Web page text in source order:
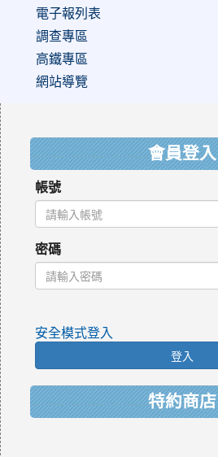
電子報列表
調查專區
高鐵專區
網站導覽
會員登入
帳號
密碼
安全模式登入
登入
特約商店